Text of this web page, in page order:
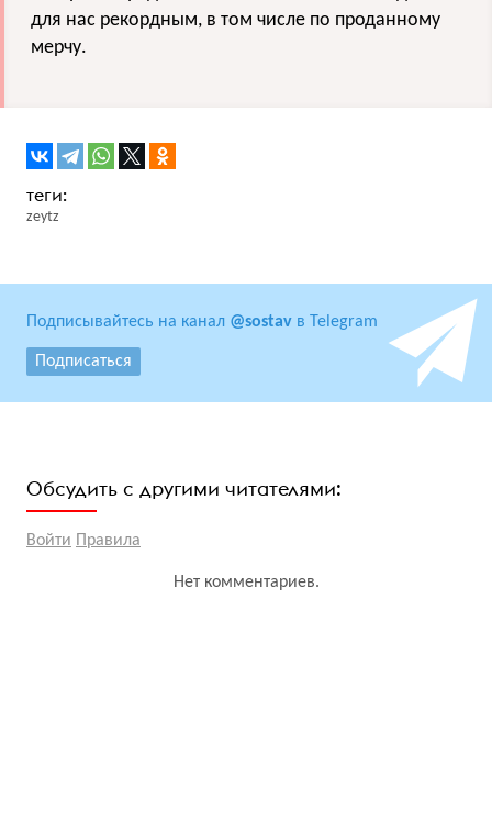
для нас рекордным, в том числе по проданному
мерчу.
zeytz
Подписывайтесь на канал @sostav в Telegram
Подписаться
Обсудить с другими читателями:
Войти Правила
Нет комментариев.